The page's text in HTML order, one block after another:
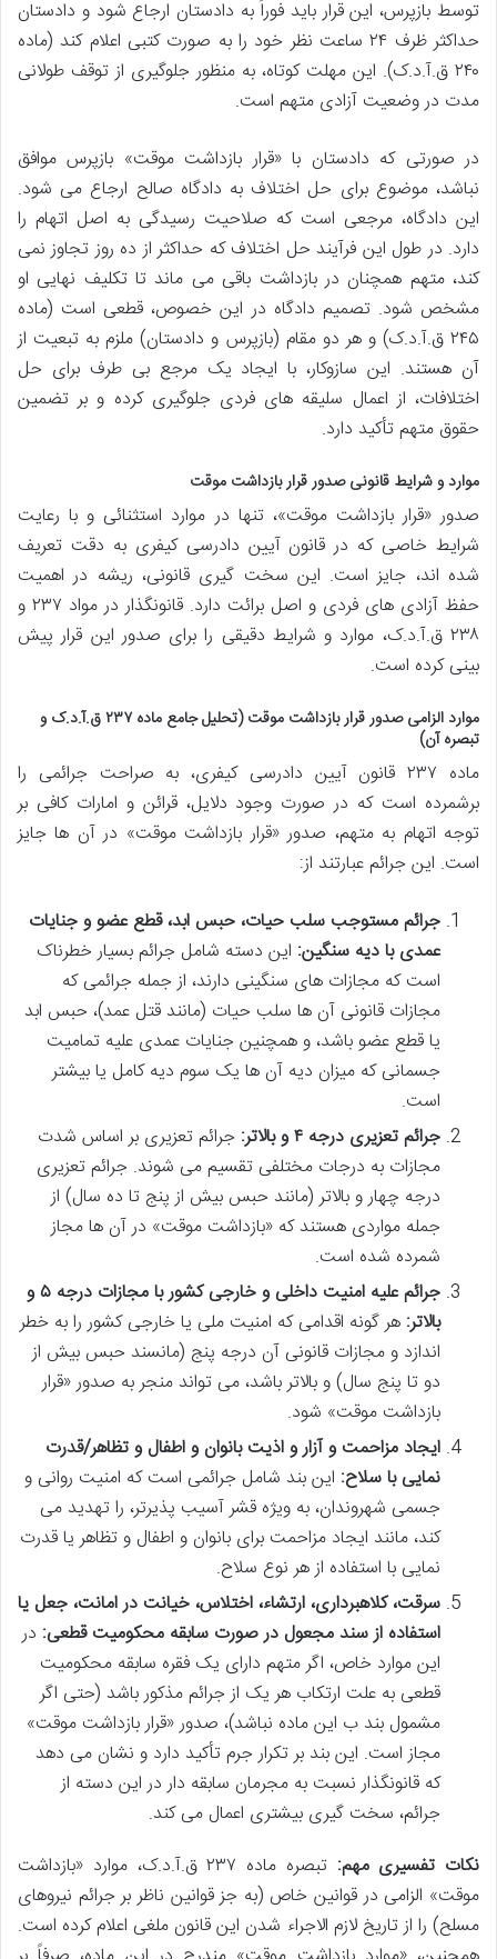
توسط بازپرس، این قرار باید فوراً به دادستان ارجاع شود و دادستان
حداکثر ظرف ۲۴ ساعت نظر خود را به صورت کتبی اعلام کند (ماده
۲۴۰ ق.آ.د.ک). این مهلت کوتاه، به منظور جلوگیری از توقف طولانی
مدت در وضعیت آزادی متهم است.
در صورتی که دادستان با «قرار بازداشت موقت» بازپرس موافق
نباشد، موضوع برای حل اختلاف به دادگاه صالح ارجاع می شود.
این دادگاه، مرجعی است که صلاحیت رسیدگی به اصل اتهام را
دارد. در طول این فرآیند حل اختلاف که حداکثر از ده روز تجاوز نمی
کند، متهم همچنان در بازداشت باقی می ماند تا تکلیف نهایی او
مشخص شود. تصمیم دادگاه در این خصوص، قطعی است (ماده
۲۴۵ ق.آ.د.ک) و هر دو مقام (بازپرس و دادستان) ملزم به تبعیت از
آن هستند. این سازوکار، با ایجاد یک مرجع بی طرف برای حل
اختلافات، از اعمال سلیقه های فردی جلوگیری کرده و بر تضمین
حقوق متهم تأکید دارد.
موارد و شرایط قانونی صدور قرار بازداشت موقت
صدور «قرار بازداشت موقت»، تنها در موارد استثنائی و با رعایت
شرایط خاصی که در قانون آیین دادرسی کیفری به دقت تعریف
شده اند، جایز است. این سخت گیری قانونی، ریشه در اهمیت
حفظ آزادی های فردی و اصل برائت دارد. قانونگذار در مواد ۲۳۷ و
۲۳۸ ق.آ.د.ک، موارد و شرایط دقیقی را برای صدور این قرار پیش
بینی کرده است.
موارد الزامی صدور قرار بازداشت موقت (تحلیل جامع ماده ۲۳۷ ق.آ.د.ک و
تبصره آن)
ماده ۲۳۷ قانون آیین دادرسی کیفری، به صراحت جرائمی را
برشمرده است که در صورت وجود دلایل، قرائن و امارات کافی بر
توجه اتهام به متهم، صدور «قرار بازداشت موقت» در آن ها جایز
است. این جرائم عبارتند از:
جرائم مستوجب سلب حیات، حبس ابد، قطع عضو و جنایات
عمدی با دیه سنگین: این دسته شامل جرائم بسیار خطرناک
است که مجازات های سنگینی دارند، از جمله جرائمی که
مجازات قانونی آن ها سلب حیات (مانند قتل عمد)، حبس ابد
یا قطع عضو باشد، و همچنین جنایات عمدی علیه تمامیت
جسمانی که میزان دیه آن ها یک سوم دیه کامل یا بیشتر
است.
جرائم تعزیری درجه ۴ و بالاتر:
جرائم تعزیری بر اساس شدت
مجازات به درجات مختلفی تقسیم می شوند. جرائم تعزیری
درجه چهار و بالاتر (مانند حبس بیش از پنج تا ده سال) از
جمله مواردی هستند که «بازداشت موقت» در آن ها مجاز
شمرده شده است.
جرائم علیه امنیت داخلی و خارجی کشور با مجازات درجه ۵ و
بالاتر: هر گونه اقدامی که امنیت ملی یا خارجی کشور را به خطر
اندازد و مجازات قانونی آن درجه پنج (مانسند حبس بیش از
دو تا پنج سال) و بالاتر باشد، می تواند منجر به صدور «قرار
بازداشت موقت» شود.
ایجاد مزاحمت و آزار و اذیت بانوان و اطفال و تظاهر/قدرت
نمایی با سلاح: این بند شامل جرائمی است که امنیت روانی و
جسمی شهروندان، به ویژه قشر آسیب پذیرتر، را تهدید می
کند، مانند ایجاد مزاحمت برای بانوان و اطفال و تظاهر یا قدرت
نمایی با استفاده از هر نوع سلاح.
سرقت، کلاهبرداری، ارتشاء، اختلاس، خیانت در امانت، جعل یا
استفاده از سند مجعول در صورت سابقه محکومیت قطعی: در
این موارد خاص، اگر متهم دارای یک فقره سابقه محکومیت
قطعی به علت ارتکاب هر یک از جرائم مذکور باشد (حتی اگر
مشمول بند ب این ماده نباشد)، صدور «قرار بازداشت موقت»
مجاز است. این بند بر تکرار جرم تأکید دارد و نشان می دهد
که قانونگذار نسبت به مجرمان سابقه دار در این دسته از
جرائم، سخت گیری بیشتری اعمال می کند.
نکات تفسیری مهم:
تبصره ماده ۲۳۷ ق.آ.د.ک، موارد «بازداشت
موقت» الزامی در قوانین خاص (به جز قوانین ناظر بر جرائم نیروهای
مسلح) را از تاریخ لازم الاجراء شدن این قانون ملغی اعلام کرده است.